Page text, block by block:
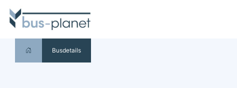
Busdetails